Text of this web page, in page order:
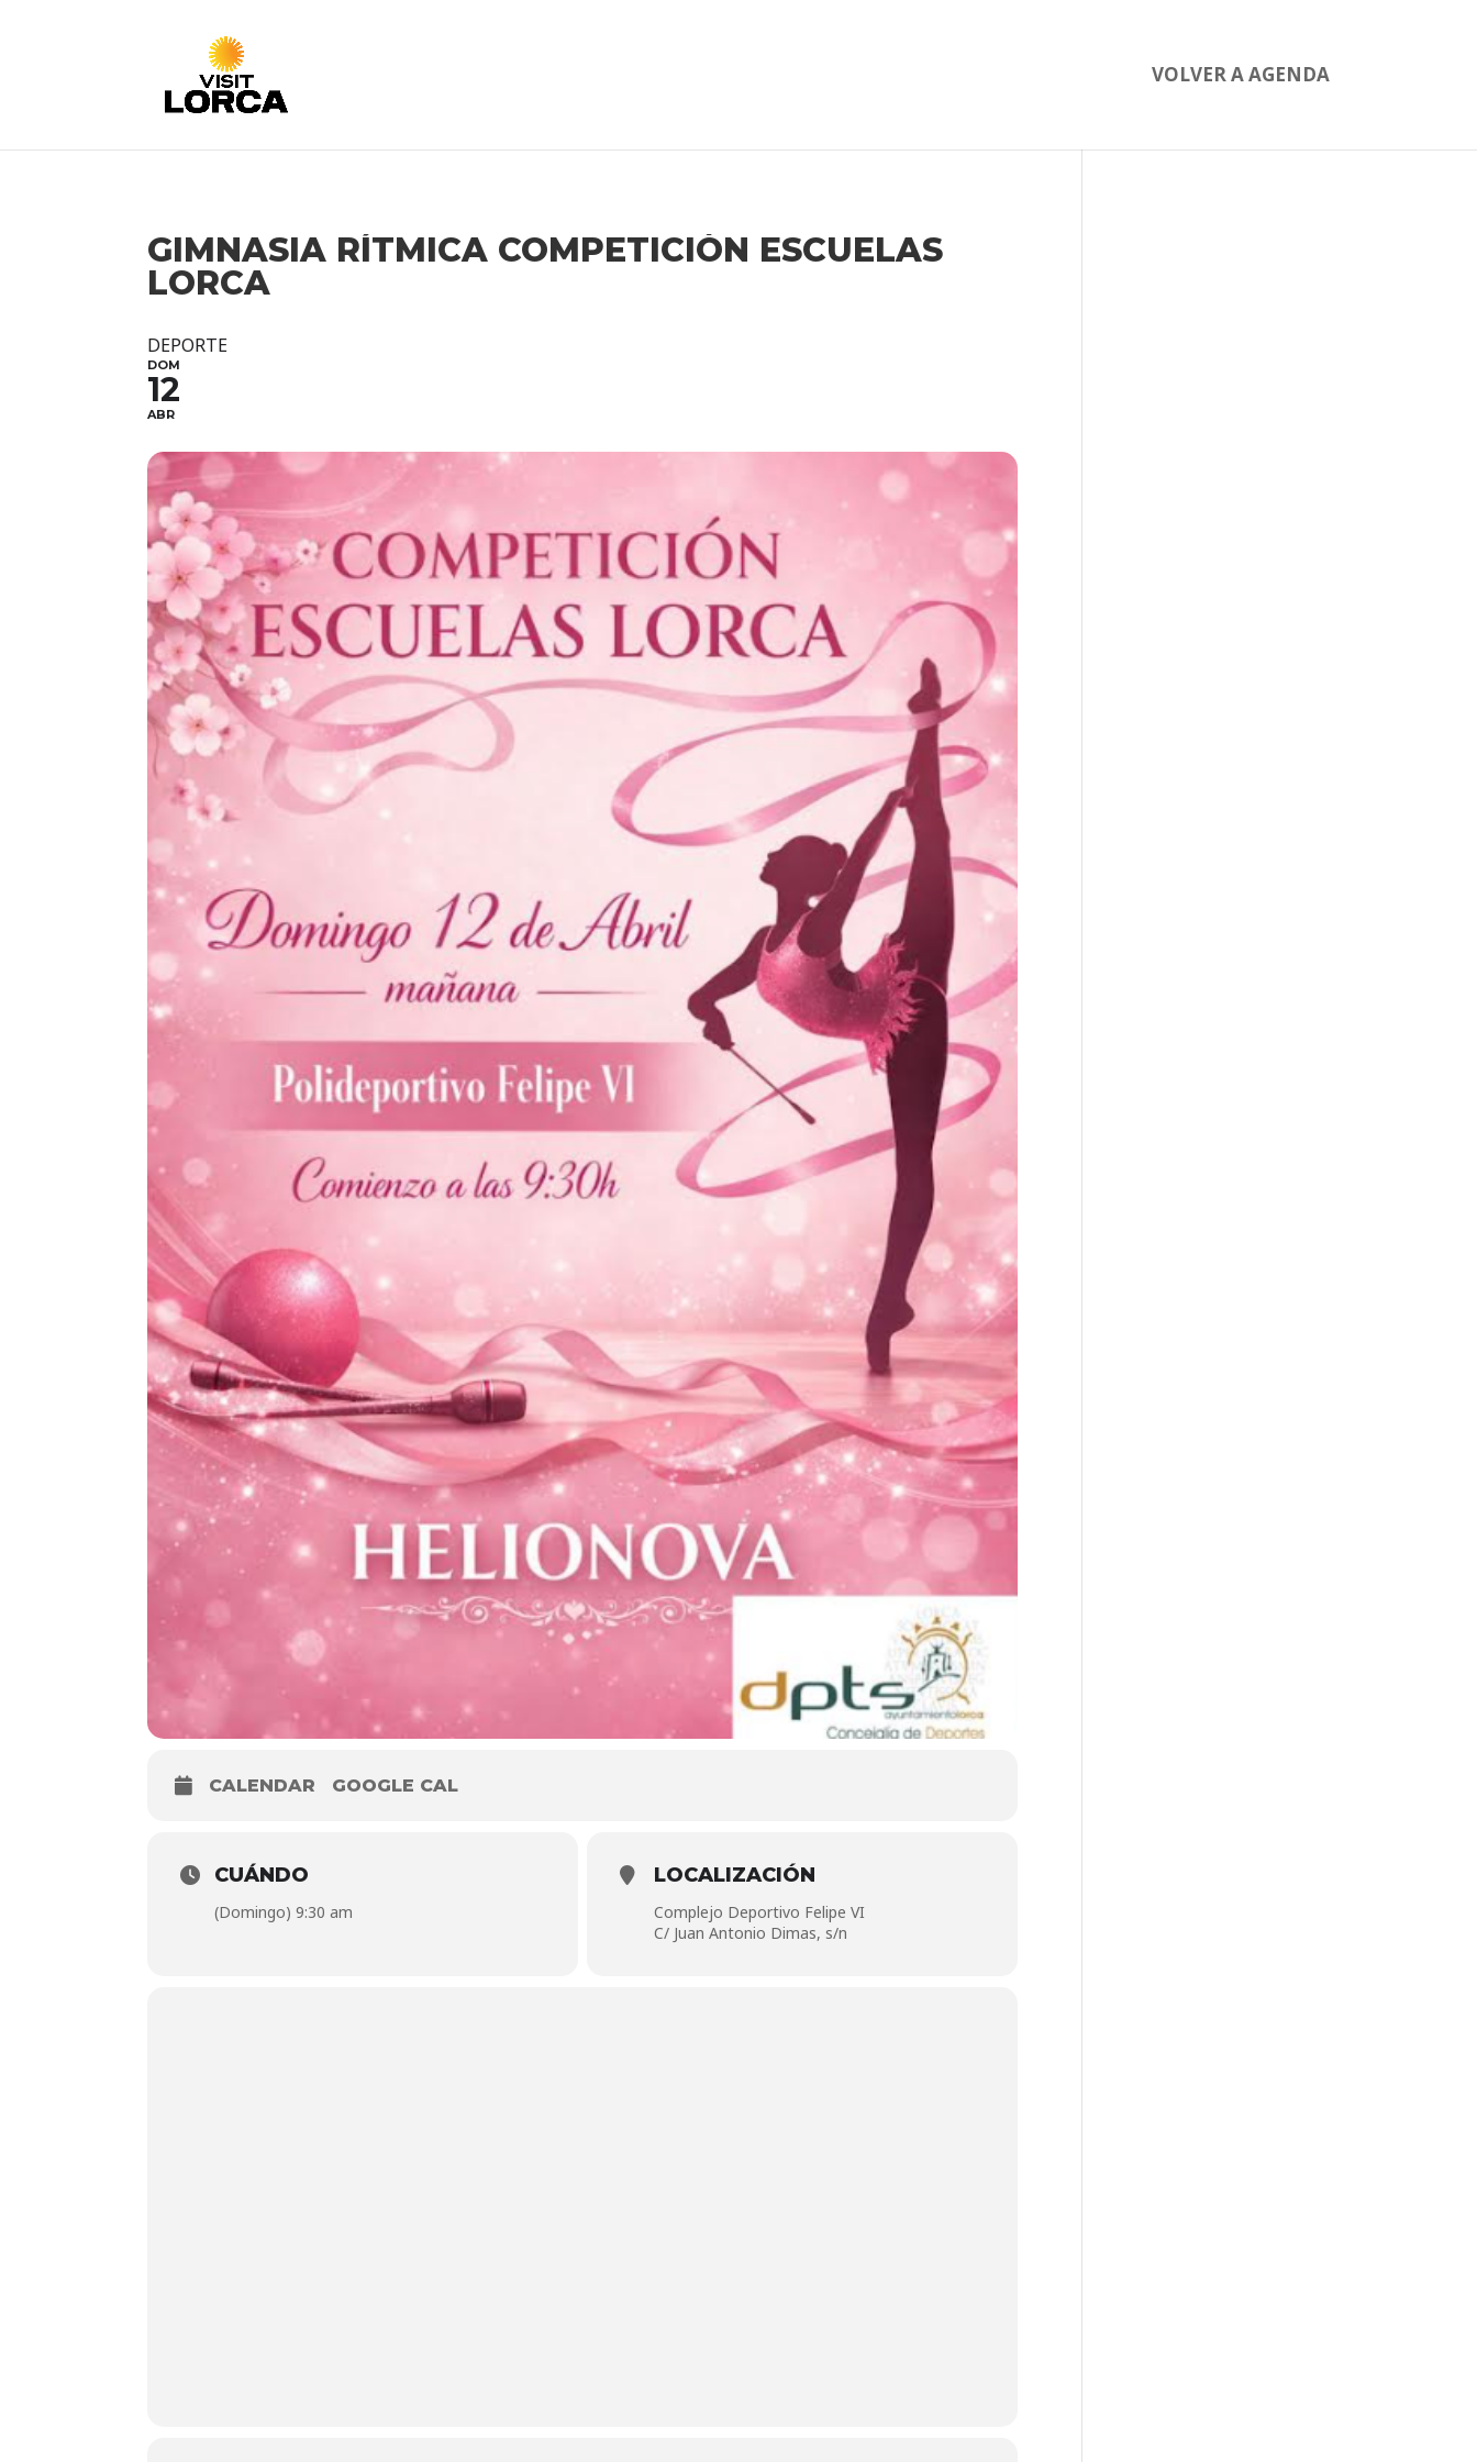
VOLVER A AGENDA
GIMNASIA RÍTMICA COMPETICIÓN ESCUELAS
LORCA
DEPORTE
DOM
12
ABR
CALENDAR GOOGLE CAL
CUÁNDO
(Domingo) 9:30 am
LOCALIZACIÓN
Complejo Deportivo Felipe VI
C/ Juan Antonio Dimas, s/n